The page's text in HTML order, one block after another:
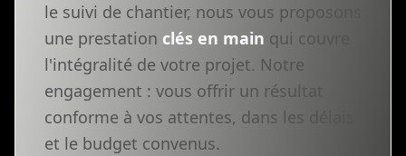
le suivi de chantier, nous vous proposons
une prestation clés en main qui couvre
l'intégralité de votre projet. Notre
engagement : vous offrir un résultat
conforme à vos attentes, dans les délais
et le budget convenus.